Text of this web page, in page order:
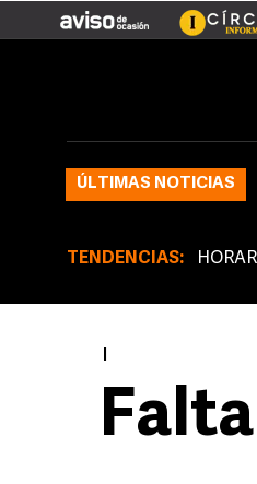
ÚLTIMAS NOTICIAS
TENDENCIAS: